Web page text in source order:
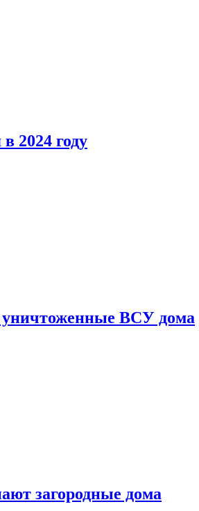
2024 году
уничтоженные ВСУ дома
загородные дома